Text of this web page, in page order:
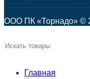
ООО ПК «Торнадо» ©
Главная